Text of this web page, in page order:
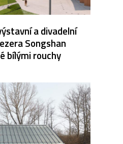
a divadelní
Songshan
bílými rouchy